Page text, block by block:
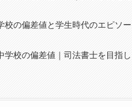
校の偏差値と学生時代のエピソー
校の偏差値｜司法書士を目指し